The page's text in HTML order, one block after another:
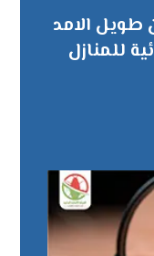
طويل الامد
للمنازل